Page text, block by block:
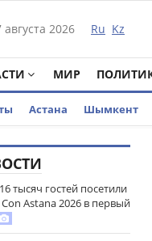
августа 2026 Ru Kz
МИР
Астана Шымкент
16 тысяч гостей посетили
Astana 2026 в первый